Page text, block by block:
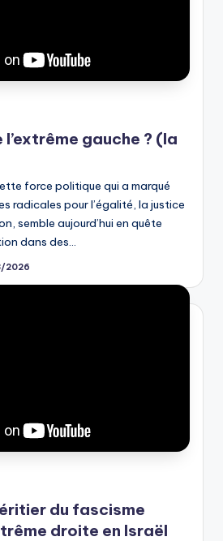
gauche ? (la
force politique qui a marqué
radicales pour l’égalité, la justice
semble aujourd’hui en quête
dans des…
2026
du fascisme
droite en Israël